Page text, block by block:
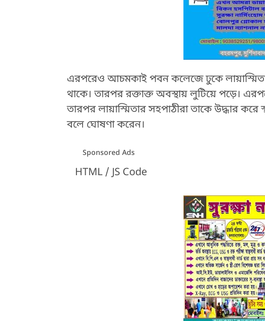
এরপরেও আচমকাই পবন কলেজে ঢুকে
থাকে। তারপর রক্তাক্ত অবস্থায় লুটিয়ে পড়ে।
তারপর লায়াস্মিতার সহপাঠীরা তাকে উদ্ধার করে
বলে ঘোষণা করেন।
Sponsored Ads
HTML / JS Code